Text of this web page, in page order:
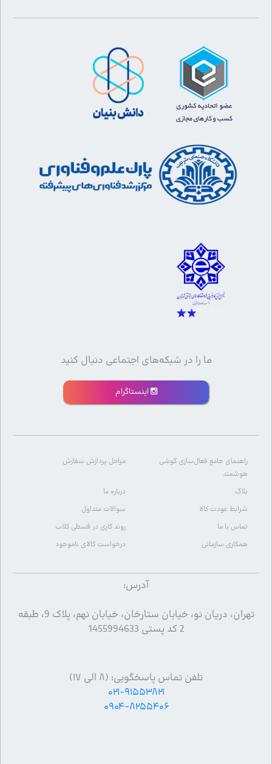
ما را در شبکه‌های اجتماعی دنبال کنید
اینستاگرام
راهنمای جامع فعال‌سازی گوشی
هوشمند
مراحل پردازش سفارش
بلاگ
درباره ما
شرایط عودت کالا
سوالات متداول
تماس با ما
روند کاری در قسطی کلاب
همکاری سازمانی
درخواست کالای ناموجود
آدرس:
تهران، دریان نو، خیابان ستارخان، خیابان نهم، پلاک 9، طبقه
2 کد پستی 1455994633
تلفن تماس پاسخگویی: (۸ الی ۱۷)
۰۲۱-۹۱۵۵۳۸۲۱
۰۹۰۴-۸۲۵۵۴۰۶